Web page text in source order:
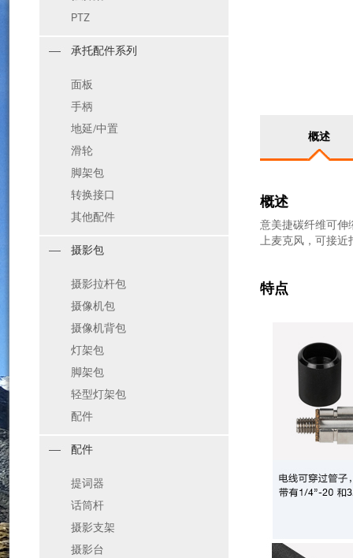
PTZ
承托配件系列
面板
手柄
地延/中置
滑轮
脚架包
转换接口
其他配件
摄影包
摄影拉杆包
摄像机包
摄像机背包
灯架包
脚架包
轻型灯架包
配件
配件
提词器
话筒杆
摄影支架
摄影台
概述
概述
意美捷碳纤维可伸
上麦克风，可接近
特点